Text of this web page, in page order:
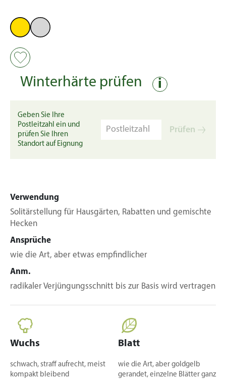
Winterhärte prüfen i
Geben Sie Ihre
Postleitzahl ein und
prüfen Sie Ihren
Standort auf Eignung
Prüfen
Verwendung
Solitärstellung für Hausgärten, Rabatten und gemischte
Hecken
Ansprüche
wie die Art, aber etwas empfindlicher
Anm.
radikaler Verjüngungsschnitt bis zur Basis wird vertragen
Wuchs
schwach, straff aufrecht, meist
kompakt bleibend
Blatt
wie die Art, aber goldgelb
gerandet, einzelne Blätter ganz